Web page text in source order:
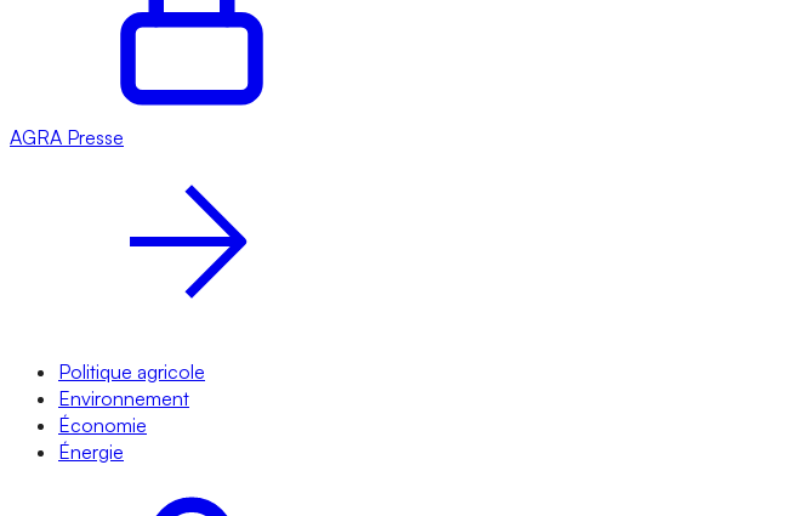
AGRA Presse
Politique agricole
Environnement
Économie
Énergie